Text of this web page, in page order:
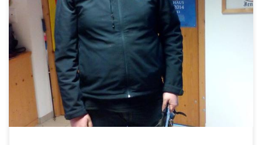
Es wurde Geschichte in der Jenesiener Kompanie
geschrieben…. der altgediente und treue Oberjäger
Sepp Pircher ist heute aus familiären Gründen von
diesem Amt zurückgetreten. Zum neuen Oberjäger
wurde heute Valentin Burger einstimmig von der
Kompanievollversammlung gewählt. Er ist der erste
Flaaser Oberjäger in der Geschichte der
Schützenkompanie Jenesien und mit seinen 17 […]